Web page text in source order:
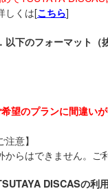
しくは[こちら]
以下のフォーマット（
望のプランに間違い
注意】
からはできません。ご
DISCASの利